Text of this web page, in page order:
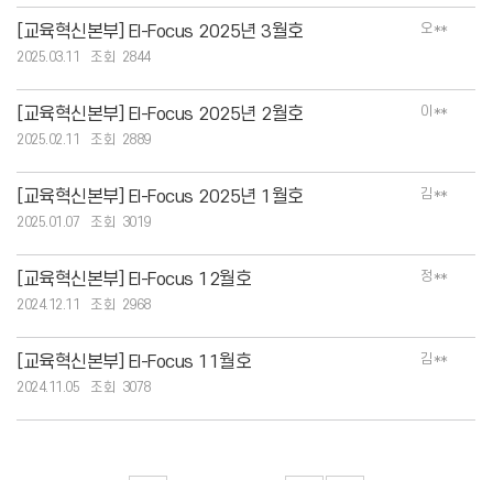
[교육혁신본부] EI-Focus 2025년 3월호
오**
2025.03.11
2844
[교육혁신본부] EI-Focus 2025년 2월호
이**
2025.02.11
2889
[교육혁신본부] EI-Focus 2025년 1월호
김**
2025.01.07
3019
[교육혁신본부] EI-Focus 12월호
정**
2024.12.11
2968
[교육혁신본부] EI-Focus 11월호
김**
2024.11.05
3078